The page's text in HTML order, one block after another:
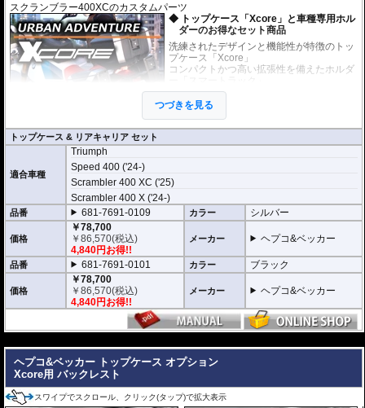
スクランブラー400XCのカスタムパーツ
トップケース「Xcore」と車種専用ホル
ダーのお得なセット商品
洗練されたデザインと機能性が特徴のトッ
プケース「Xcore」
コンパクトかつ高い拡張性を備えたホルダ
上記のケースとホルダーがセットになった
お得なセット商品です。
未知の冒険へ挑むための次世代アドベン
高いデザイン性と機能性を兼ね備え、長距離ツーリングから日々のライディ
ングまで完璧にサポートする次世代のハードケース「XCORE（エックスコ
ア）」シリーズ。
その「XCORE（エックスコア）」シリーズに待望のトップケースが登場。頑
丈な構造と洗練された外観があなたのモーターサイクルライフを一段上のス
テージへと引き上げ、新しいアドベンチャーツーリングを切り拓きます。
新世代の装着システム「Smartrack」
新しいXCOREトップケースは、HEPCO&BECKERの最新キャリアシステム
「Smartrack」向けに専用開発。
内蔵されたクイックリリースシステムにより、キャリアへスライドさせるだ
けで迅速かつ安全にロックが完了。
日常使いと本格的なツーリングシーンを瞬時に切り替えることができます。
堅牢なハイブリッド構造 ＆ 圧倒的な防塵・防水性能
ミニウムを融合。さらにXcore独自のエンボス加工を施すことで、過酷な使
用環境下でも歪まない圧倒的な安定性と高耐久性を実現しました。
また、特別設計された高密閉のリッドシールにより、圧倒的な防塵・防水を
達成。過酷なテストを100%クリアした実績が、突発的な豪雨や水しぶき、
砂埃から大切な荷物を完全に守り抜きます。
つづきを見る
トップケース & リアキャリア セット
適合車種
Triumph
Speed 400 ('24-)
Scrambler 400 XC ('25)
Scrambler 400 X ('24-)
品番 681-7691-0109 カラー シルバー
価格
￥78,700
￥86,570(税込)
4,840円お得!!
メーカー ヘプコ&ベッカー
品番 681-7691-0101 カラー ブラック
価格
￥78,700
￥86,570(税込)
4,840円お得!!
メーカー ヘプコ&ベッカー
ヘプコ&ベッカー トップケース オプション
Xcore用 バックレスト
スワイプでスクロール、クリック(タップ)で拡大表示